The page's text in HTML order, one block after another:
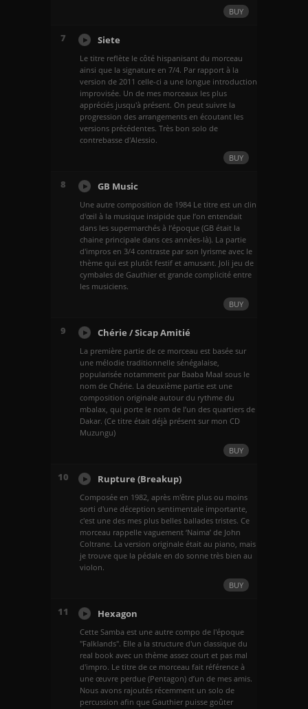
BUY
7 Siete
Le titre reflète le côté hispanisant du morceau
ainsi que la signature en 7/4. Par rapport à la
version de 2011 celle-ci a une longue introduction
improvisée. Un de mes morceaux les plus
appréciés jusqu'à présent. On peut suivre la
progression des arrangements en écoutant les
versions précédentes. Très bon solo de
contrebasse d'Alessio.
BUY
8 GB Music
Une autre composition de 1984 Le titre est un clin
d'œil à la musique insipide que l’on entendait
dans les supermarchés à l’époque (GB était la
chaine principale dans ces années-là). La partie
d'impros en 3/4 contraste par son lyrisme avec le
thème qui est plutôt festif et amusant. Joli jeu de
cymbales de Gauthier et grande complicité entre
les musiciens.
BUY
9 Chérie / Sicap Amitié
La première partie de ce morceau est basée sur
une mélodie traditionnelle sénégalaise,
popularisée notamment par Baaba Maal sous le
nom de Chérie. La deuxième partie est une
composition originale autour du rythme du
mbalax, qui porte le nom de l’un des quartiers de
Dakar. (Ce titre était déjà présent sur mon CD
Muzungu)
BUY
10 Rupture (Breakup)
Composée en 1982, après m'être plus ou moins
sorti d'une déception sentimentale importante,
c'est une des mes plus belles ballades tristes. Ce
morceau rappelle vaguement ‘Naima’ de John
Coltrane. La version originale était au piano, mais
je trouve que la pédale en do sonne très bien au
violon.
BUY
11 Hexagon
Cette Samba est une autre compo de l'époque
"Falklands". Elle a la structure d'un classique du
real book avec un thème assez court et pas mal
d'impro. Le titre de ce morceau fait référence à
une œuvre perdue (Pentagon) d’un de mes amis.
Nous avons rajoutés récemment un solo de
percussion afin que Gauthier puisse goûter